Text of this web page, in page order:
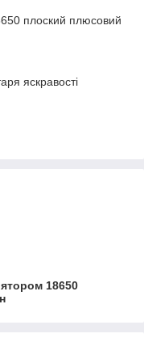
плоский плюсовий
яскравості
18650